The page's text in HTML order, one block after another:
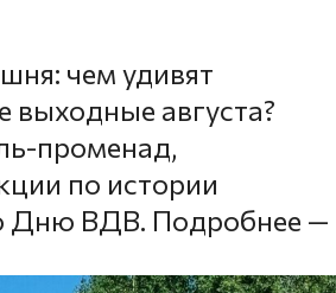
чем удивят
августа?
променад,
по истории
Дню ВДВ. Подробнее —